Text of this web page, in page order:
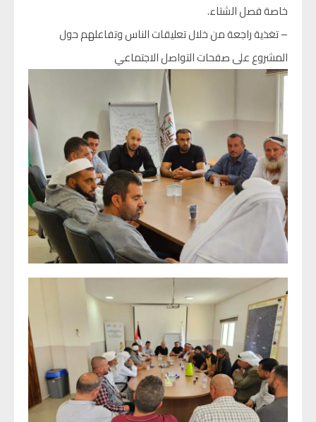
خاصة فصل الشتاء.
– تغذية راجعة من خلال تعليقات الناس وتفاعلهم حول
المشروع على صفحات التواصل الاجتماعي